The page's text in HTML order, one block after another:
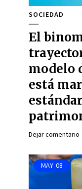
SOCIEDAD
El
modelo
está
Dejar comentario
MAY 08